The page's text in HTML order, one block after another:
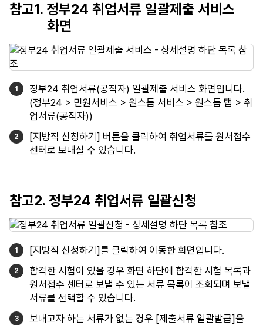
참고1. 정부24 취업서류 일괄제출 서비스
화면
정부24 취업서류(공직자) 일괄제출 서비스 화면입니다.
(정부24 > 민원서비스 > 원스톱 서비스 > 원스톱 탭 > 취
업서류(공직자))
[지방직 신청하기] 버튼을 클릭하여 취업서류를 원서접수
센터로 보내실 수 있습니다.
참고2. 정부24 취업서류 일괄신청
[지방직 신청하기]를 클릭하여 이동한 화면입니다.
합격한 시험이 있을 경우 화면 하단에 합격한 시험 목록과
원서접수 센터로 보낼 수 있는 서류 목록이 조회되며 보낼
서류를 선택할 수 있습니다.
보내고자 하는 서류가 없는 경우 [제출서류 일괄발급]을